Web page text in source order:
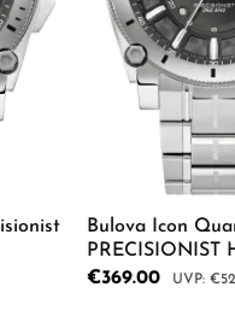
Bulova Icon
PRECISIONIST
96B417
Sale price:
€369.00 Regular